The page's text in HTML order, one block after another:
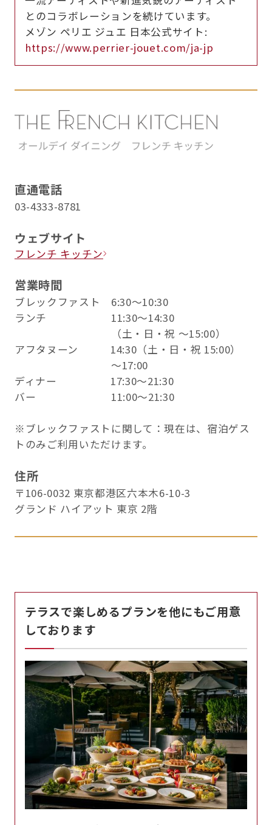
とのコラボレーションを続けています。
メゾン ペリエ ジュエ 日本公式サイト:
https://www.perrier-jouet.com/ja-jp
直通電話
03-4333-8781
ウェブサイト
フレンチ キッチン
営業時間
ブレックファスト 6:30〜10:30
ランチ 11:30～14:30
（土・日・祝 ～15:00）
アフタヌーン 14:30（土・日・祝 15:00）
～17:00
ディナー 17:30～21:30
バー 11:00～21:30
※ブレックファストに関して：現在は、宿泊ゲス
トのみご利用いただけます。
住所
〒106-0032 東京都港区六本木6-10-3
グランド ハイアット 東京 2階
テラスで楽しめるプランを他にもご用意
しております